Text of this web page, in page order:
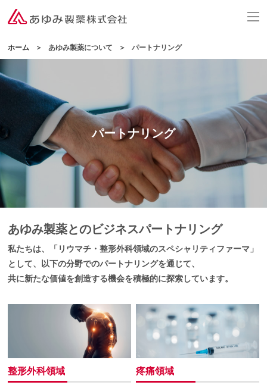
ホーム あゆみ製薬について パートナリング
パートナリング
あゆみ製薬とのビジネスパートナリング
私たちは、「リウマチ・整形外科領域のスペシャリティファーマ」
として、以下の分野でのパートナリングを通じて、
共に新たな価値を創造する機会を積極的に探索しています。
整形外科領域 疼痛領域